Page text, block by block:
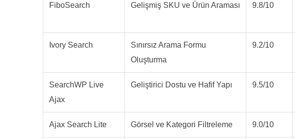
FiboSearch Gelişmiş SKU ve Ürün Araması 9.8/10
Ivory Search
Sınırsız Arama Formu
Oluşturma
9.2/10
SearchWP Live
Ajax
Geliştirici Dostu ve Hafif Yapı 9.5/10
Ajax Search Lite Görsel ve Kategori Filtreleme 9.0/10